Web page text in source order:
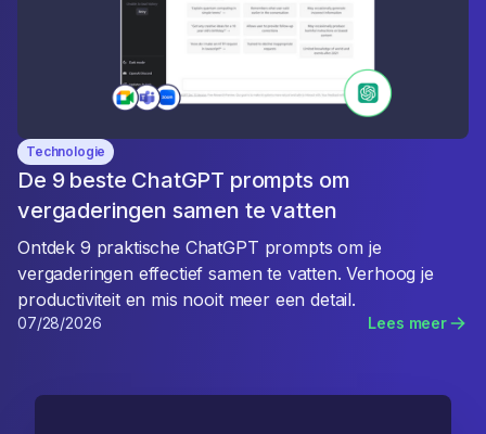
Technologie
De 9 beste ChatGPT prompts om
vergaderingen samen te vatten
Ontdek 9 praktische ChatGPT prompts om je
vergaderingen effectief samen te vatten. Verhoog je
productiviteit en mis nooit meer een detail.
07/28/2026 Lees meer